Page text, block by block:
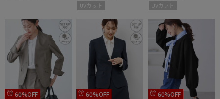
UVカット
UVカット
60%OFF
60%OFF
60%OFF